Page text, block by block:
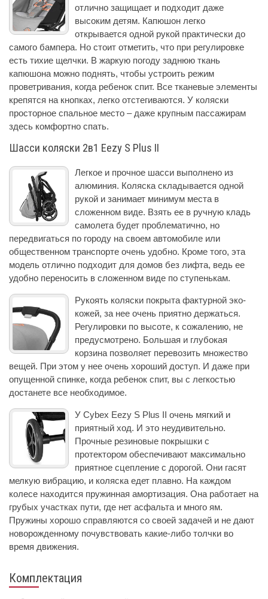
отлично защищает и подходит даже
высоким детям. Капюшон легко
открывается одной рукой практически до
самого бампера. Но стоит отметить, что при регулировке
есть тихие щелчки. В жаркую погоду заднюю ткань
капюшона можно поднять, чтобы устроить режим
проветривания, когда ребенок спит. Все тканевые элементы
крепятся на кнопках, легко отстегиваются. У коляски
просторное спальное место – даже крупным пассажирам
здесь комфортно спать.
Шасси коляски 2в1 Eezy S Plus II
Легкое и прочное шасси выполнено из
алюминия. Коляска складывается одной
рукой и занимает минимум места в
сложенном виде. Взять ее в ручную кладь
самолета будет проблематично, но
передвигаться по городу на своем автомобиле или
общественном транспорте очень удобно. Кроме того, эта
модель отлично подходит для домов без лифта, ведь ее
удобно переносить в сложенном виде по ступенькам.
Рукоять коляски покрыта фактурной эко-
кожей, за нее очень приятно держаться.
Регулировки по высоте, к сожалению, не
предусмотрено. Большая и глубокая
корзина позволяет перевозить множество
вещей. При этом у нее очень хороший доступ. И даже при
опущенной спинке, когда ребенок спит, вы с легкостью
достанете все необходимое.
У Cybex Eezy S Plus II очень мягкий и
приятный ход. И это неудивительно.
Прочные резиновые покрышки с
протектором обеспечивают максимально
приятное сцепление с дорогой. Они гасят
мелкую вибрацию, и коляска едет плавно. На каждом
колесе находится пружинная амортизация. Она работает на
грубых участках пути, где нет асфальта и много ям.
Пружины хорошо справляются со своей задачей и не дают
новорожденному почувствовать какие-либо толчки во
время движения.
Комплектация